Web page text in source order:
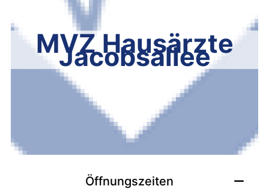
MVZ Hausärzte
Jacobsallee
Öffnungszeiten